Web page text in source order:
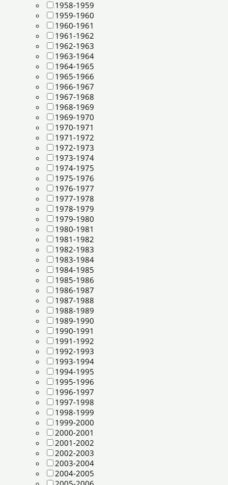
1958-1959
1959-1960
1960-1961
1961-1962
1962-1963
1963-1964
1964-1965
1965-1966
1966-1967
1967-1968
1968-1969
1969-1970
1970-1971
1971-1972
1972-1973
1973-1974
1974-1975
1975-1976
1976-1977
1977-1978
1978-1979
1979-1980
1980-1981
1981-1982
1982-1983
1983-1984
1984-1985
1985-1986
1986-1987
1987-1988
1988-1989
1989-1990
1990-1991
1991-1992
1992-1993
1993-1994
1994-1995
1995-1996
1996-1997
1997-1998
1998-1999
1999-2000
2000-2001
2001-2002
2002-2003
2003-2004
2004-2005